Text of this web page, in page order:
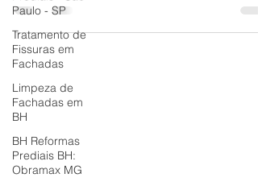
Paulo - SP
Tratamento de
Fissuras em
Fachadas
Limpeza de
Fachadas em
BH
BH Reformas
Prediais BH:
Obramax MG
parcial gera um visual "remendado" por
diferença de tonalidade; mas, restaurar
(recolocação pontual) é viável para
pequenas áreas, desde que o problema de
base (umidade/aderência) seja resolvido,
pois a escolha depende do diagnóstico
profissional, que avalia extensão do dano,
custos, durabilidade e estética, sendo a
substituição completa mais cara, mas